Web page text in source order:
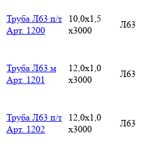
Труба Л63 п/т
Арт. 1200
10,0х1,5
х3000
Л63
Труба Л63 м
Арт. 1201
12,0х1,0
х3000
Л63
Труба Л63 п/т
Арт. 1202
12,0х1,0
х3000
Л63